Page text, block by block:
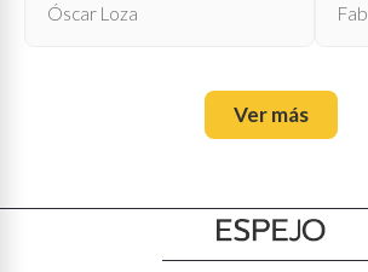
Óscar Loza
Ver más